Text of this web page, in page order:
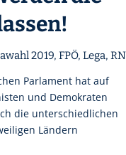
2019, FPÖ, Lega, RN
Parlament hat auf
und Demokraten
die unterschiedlichen
Ländern